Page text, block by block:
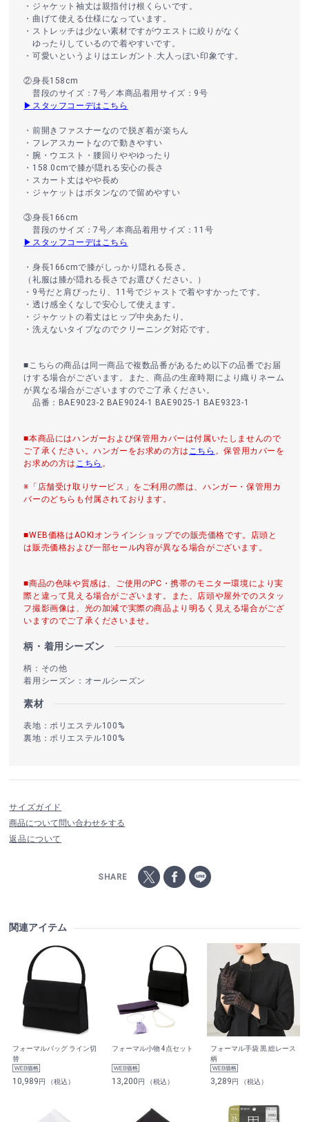
・ジャケット袖丈は親指付け根くらいです。
・曲げて使える仕様になっています。
・ストレッチは少ない素材ですがウエストに絞りがなく
ゆったりしているので着やすいです。
・可愛いというよりはエレガント.大人っぽい印象です。
②身長158cm
普段のサイズ：7号／本商品着用サイズ：9号
▶スタッフコーデはこちら
・前開きファスナーなので脱ぎ着が楽ちん
・フレアスカートなので動きやすい
・腕・ウエスト・腰回りややゆったり
・158.0cmで膝が隠れる安心の長さ
・スカート丈はやや長め
・ジャケットはボタンなので留めやすい
③身長166cm
普段のサイズ：7号／本商品着用サイズ：11号
▶スタッフコーデはこちら
・身長166cmで膝がしっかり隠れる長さ。
（礼服は膝が隠れる長さでお選びください。）
・9号だと肩ぴったり、11号でジャストで着やすかったです。
・透け感全くなしで安心して使えます。
・ジャケットの着丈はヒップ中央あたり。
・洗えないタイプなのでクリーニング対応です。
■こちらの商品は同一商品で複数品番があるため以下の品番でお届
けする場合がございます。また、商品の生産時期により織りネーム
が異なる場合がございますのでご了承ください。
品番：BAE9023-2 BAE9024-1 BAE9025-1 BAE9323-1
■本商品にはハンガーおよび保管用カバーは付属いたしませんので
ご了承ください。ハンガーをお求めの方は こちら 。保管用カバーを
お求めの方は こちら 。
※「店舗受け取りサービス」をご利用の際は、ハンガー・保管用カ
バーのどちらも付属されております。
■WEB価格はAOKIオンラインショップでの販売価格です。店頭と
は販売価格および一部セール内容が異なる場合がございます。
■商品の色味や質感は、ご使用のPC・携帯のモニター環境により実
際と違って見える場合がございます。また、店頭や屋外でのスタッ
フ撮影画像は、光の加減で実際の商品より明るく見える場合がござ
いますのでご了承くださいませ。
柄・着用シーズン
柄：その他
着用シーズン：オールシーズン
素材
表地：ポリエステル100%
裏地：ポリエステル100%
サイズガイド
商品について問い合わせをする
返品について
SHARE
関連アイテム
フォーマルバッグ ライン切
替
10,989円 （税込）
フォーマル小物 4点セット
13,200円 （税込）
フォーマル手袋 黒 総レース
柄
3,289円 （税込）